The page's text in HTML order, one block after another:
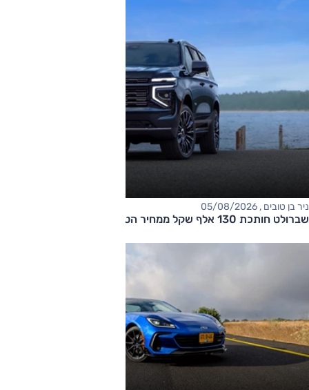
ניר בן טובים , 05/08/2026
שברולט חותכת 130 אלף שקל ממחיר הטאהו